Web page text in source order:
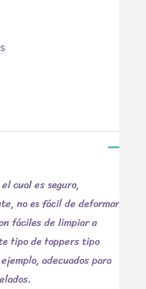
cual es seguro,
no es fácil de deformar
fáciles de limpiar a
tipo de toppers tipo
adecuados para